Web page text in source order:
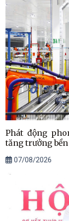
Phát động
tăng trưởng
07/08/2026